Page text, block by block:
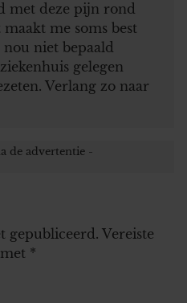
met deze pijn rond
me soms best
niet bepaald
gelegen
Verlang zo naar
gepubliceerd. Vereiste
*